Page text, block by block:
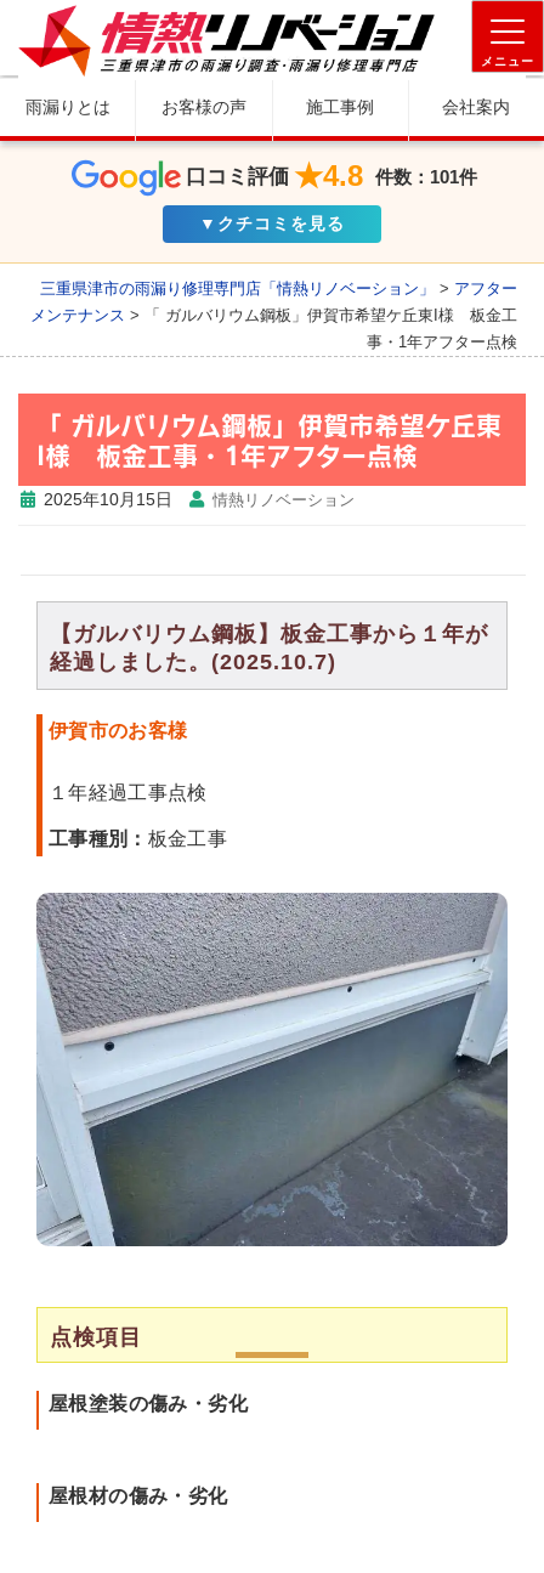
メニュー
雨漏りとは お客様の声 施工事例 会社案内
口コミ評価 ★4.8 件数：101件
▼クチコミを見る
三重県津市の雨漏り修理専門店「情熱リノベーション」 > アフター
メンテナンス >
「 ガルバリウム鋼板」伊賀市希望ケ丘東I様 板金工
事・1年アフター点検
「 ガルバリウム鋼板」伊賀市希望ケ丘東
I様 板金工事・1年アフター点検
2025年10月15日 情熱リノベーション
【ガルバリウム鋼板】板金工事から１年が
経過しました。(2025.10.7)
伊賀市のお客様
１年経過工事点検
工事種別： 板金工事
点検項目
屋根塗装の傷み・劣化
屋根材の傷み・劣化